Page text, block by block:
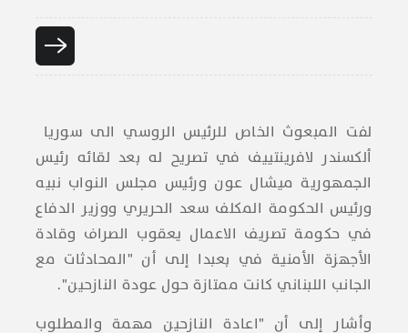
لفت المبعوث الخاص للرئيس الروسي الى ​سوريا​ ​
ألكسندر لافرينتييف​ في تصريح له بعد لقائه رئيس
الجمهورية ​ميشال عون​ ورئيس ​مجلس النواب​ نبيه
ورئيس الحكومة المكلف ​سعد الحريري​ ووزير الدفاع
في حكومة تصريف الاعمال ​يعقوب الصراف​ و​قادة
الأجهزة الأمنية​ في ​بعبدا​ إلى أن "المحادثات مع
الجانب اللبناني كانت ممتازة حول عودة النازحين".
وأشار إلى أن "اعادة النازحين مهمة والمطلوب